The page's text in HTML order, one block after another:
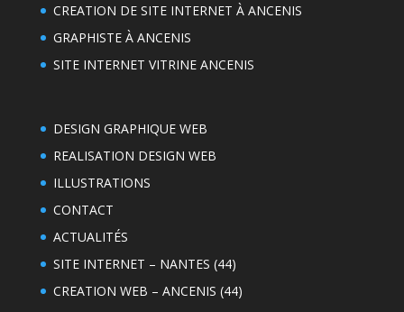
CREATION DE SITE INTERNET À ANCENIS
GRAPHISTE À ANCENIS
SITE INTERNET VITRINE ANCENIS
DESIGN GRAPHIQUE WEB
REALISATION DESIGN WEB
ILLUSTRATIONS
CONTACT
ACTUALITÉS
SITE INTERNET – NANTES (44)
CREATION WEB – ANCENIS (44)